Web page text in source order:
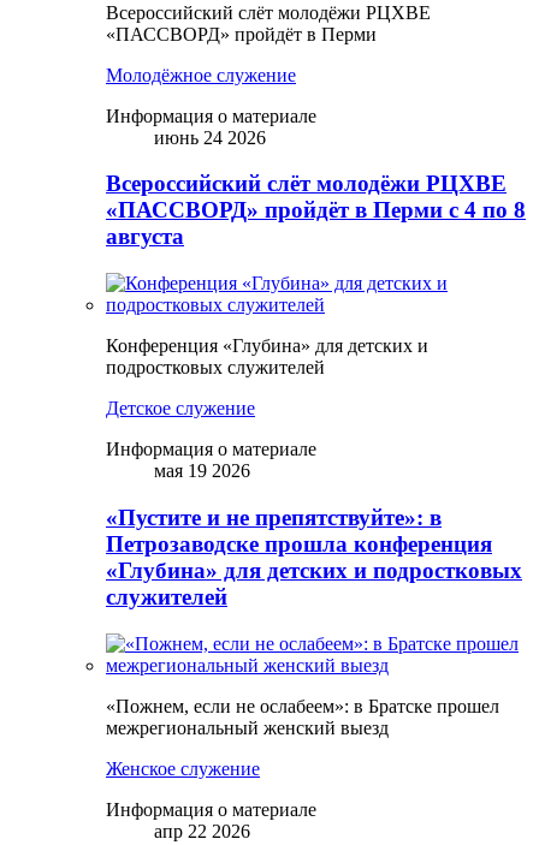
Всероссийский слёт молодёжи РЦХВЕ
«ПАССВОРД» пройдёт в Перми
Молодёжное служение
Информация о материале
июнь 24 2026
Всероссийский слёт молодёжи РЦХВЕ
«ПАССВОРД» пройдёт в Перми с 4 по 8
августа
Конференция «Глубина» для детских и
подростковых служителей
Детское служение
Информация о материале
мая 19 2026
«Пустите и не препятствуйте»: в
Петрозаводске прошла конференция
«Глубина» для детских и подростковых
служителей
«Пожнем, если не ослабеем»: в Братске прошел
межрегиональный женский выезд
Женское служение
Информация о материале
апр 22 2026